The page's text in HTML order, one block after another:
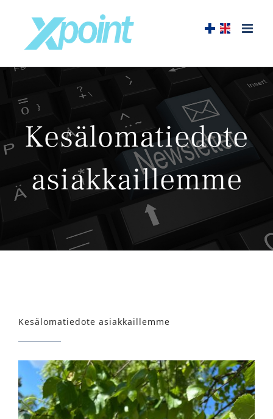
content
Kesälomatiedote
asiakkaillemme
Kesälomatiedote asiakkaillemme